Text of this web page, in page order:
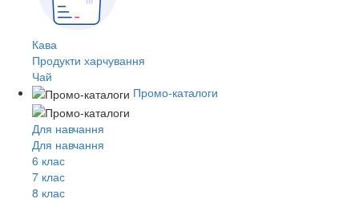
Кава
Продукти харчування
Чай
Промо-каталоги
Для навчання
Для навчання
6 клас
7 клас
8 клас